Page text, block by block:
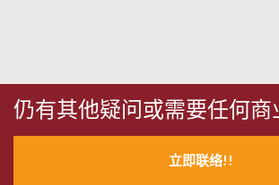
仍有其他疑问或需要任何商
立即联络!!